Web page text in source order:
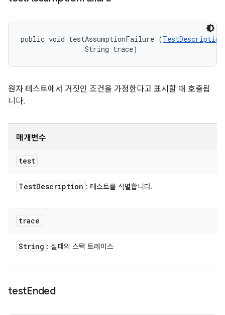
public void testAssumptionFailure (TestDescription
                String trace)
원자 테스트에서 거짓인 조건을 가정한다고 표시할 때 호출됩
니다.
매개변수
test
TestDescription : 테스트를 식별합니다.
trace
String : 실패의 스택 트레이스
testEnded